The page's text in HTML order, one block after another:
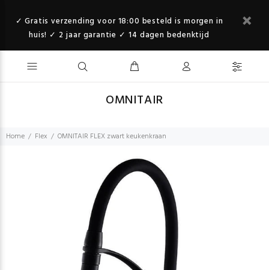
✓ Gratis verzending voor 18:00 besteld is morgen in
huis! ✓ 2 jaar garantie ✓ 14 dagen bedenktijd
OMNITAIR
Home Flex OMNITAIR FLEX zwart keukenkraan